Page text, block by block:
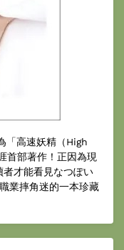
「高速妖精（High
首部著作！正因為現
才能看見なつぽい
業摔角迷的一本珍藏